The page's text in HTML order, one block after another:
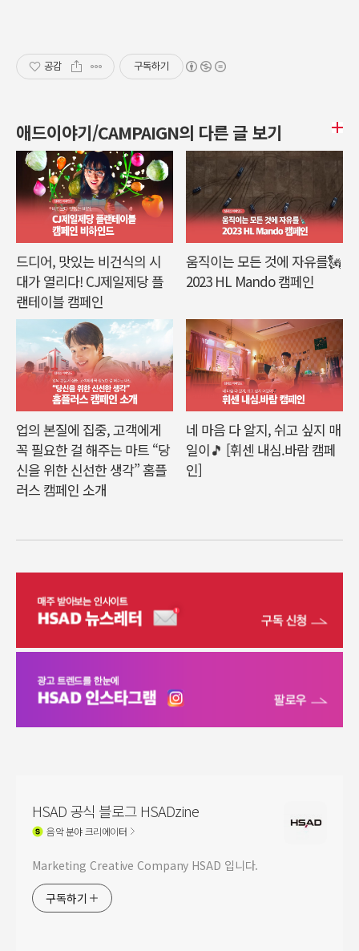
공감 구독하기
애드이야기/CAMPAIGN의 다른 글 보기
드디어, 맛있는 비건식의 시
대가 열리다! CJ제일제당 플
랜테이블 캠페인
움직이는 모든 것에 자유를🗽
2023 HL Mando 캠페인
업의 본질에 집중, 고객에게
꼭 필요한 걸 해주는 마트 “당
신을 위한 신선한 생각” 홈플
러스 캠페인 소개
네 마음 다 알지, 쉬고 싶지 매
일이🎵 [휘센 내심.바람 캠페
인]
HSAD 공식 블로그 HSADzine
음악분야 크리에이터
Marketing Creative Company HSAD 입니다.
구독하기